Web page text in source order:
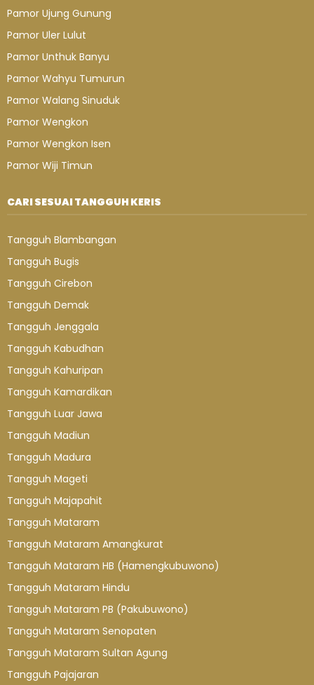
Pamor Ujung Gunung
Pamor Uler Lulut
Pamor Unthuk Banyu
Pamor Wahyu Tumurun
Pamor Walang Sinuduk
Pamor Wengkon
Pamor Wengkon Isen
Pamor Wiji Timun
CARI SESUAI TANGGUH KERIS
Tangguh Blambangan
Tangguh Bugis
Tangguh Cirebon
Tangguh Demak
Tangguh Jenggala
Tangguh Kabudhan
Tangguh Kahuripan
Tangguh Kamardikan
Tangguh Luar Jawa
Tangguh Madiun
Tangguh Madura
Tangguh Mageti
Tangguh Majapahit
Tangguh Mataram
Tangguh Mataram Amangkurat
Tangguh Mataram HB (Hamengkubuwono)
Tangguh Mataram Hindu
Tangguh Mataram PB (Pakubuwono)
Tangguh Mataram Senopaten
Tangguh Mataram Sultan Agung
Tangguh Pajajaran